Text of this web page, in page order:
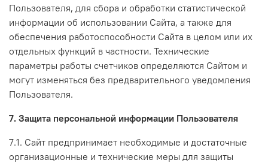
Пользователя, для сбора и обработки статистической
информации об использовании Сайта, а также для
обеспечения работоспособности Сайта в целом или их
отдельных функций в частности. Технические
параметры работы счетчиков определяются Сайтом и
могут изменяться без предварительного уведомления
Пользователя.
7. Защита персональной информации Пользователя
7.1. Сайт предпринимает необходимые и достаточные
организационные и технические меры для защиты